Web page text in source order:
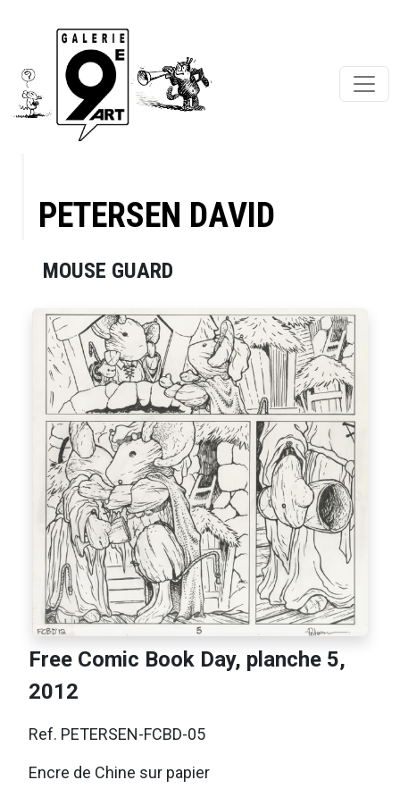
PETERSEN DAVID
MOUSE GUARD
Free Comic Book Day, planche 5,
2012
Ref. PETERSEN-FCBD-05
Encre de Chine sur papier